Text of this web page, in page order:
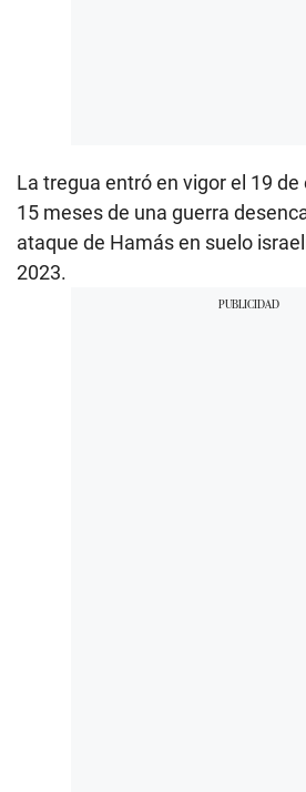
La tregua entró en vigor el 19
15 meses de una guerra
ataque de Hamás en suelo
2023.